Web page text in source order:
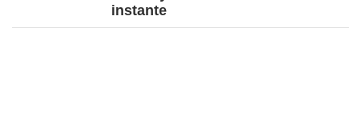
instante